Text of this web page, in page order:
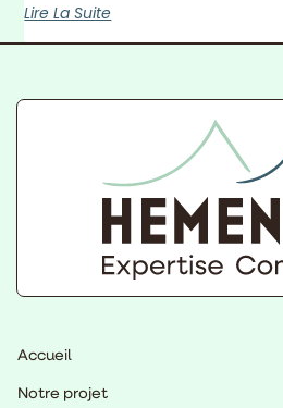
Lire La Suite
Accueil
Notre projet